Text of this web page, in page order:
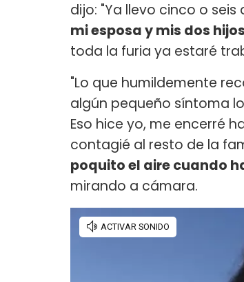
dijo: "Ya llevo cinco o
mi esposa y mis dos
toda la furia ya estaré
"Lo que humildemente
algún pequeño síntoma
Eso hice yo, me encerré
contagié al resto de la
poquito el aire cuando
mirando a cámara.